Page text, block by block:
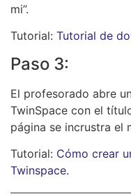
mi”.
Tutorial: Tutorial de
Paso 3:
El profesorado abre
TwinSpace con el
página se incrustra el
Tutorial: Cómo crear
Twinspace.